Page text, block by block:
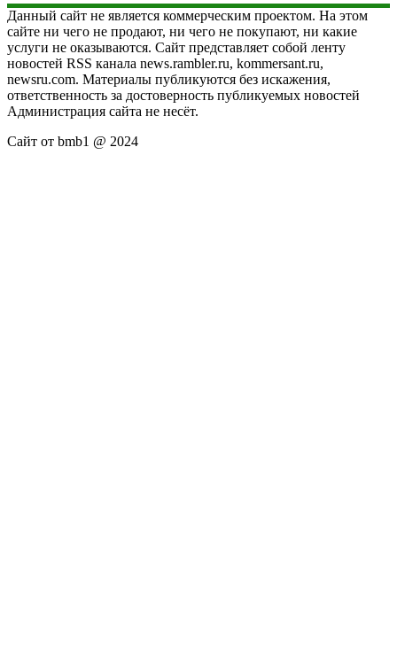
Данный сайт не является коммерческим проектом. На этом
сайте ни чего не продают, ни чего не покупают, ни какие
услуги не оказываются. Сайт представляет собой ленту
новостей RSS канала news.rambler.ru, kommersant.ru,
newsru.com. Материалы публикуются без искажения,
ответственность за достоверность публикуемых новостей
Администрация сайта не несёт.
Сайт от bmb1 @ 2024